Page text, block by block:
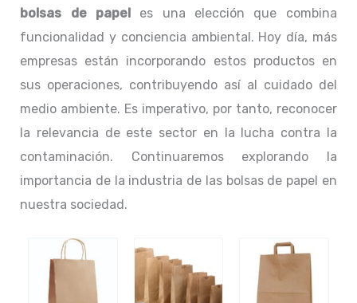
bolsas de papeles una elección que combina
funcionalidad y conciencia ambiental. Hoy día, más
empresas están incorporando estos productos en
sus operaciones, contribuyendo así al cuidado del
medio ambiente. Es imperativo, por tanto, reconocer
la relevancia de este sector en la lucha contra la
contaminación. Continuaremos explorando la
importancia de la industria de las bolsas de papel en
nuestra sociedad.